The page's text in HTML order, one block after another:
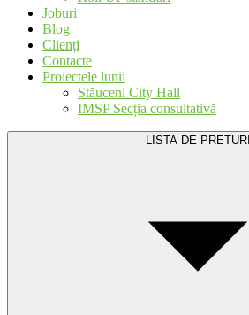
Joburi
Blog
Clienți
Contacte
Proiectele lunii
Stăuceni City Hall
IMSP Secția consultativă
LISTA DE PRETURI